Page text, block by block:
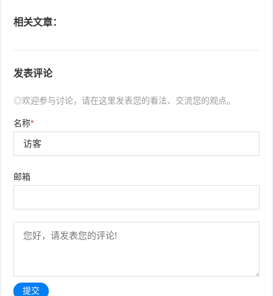
相关文章：
发表评论
◎欢迎参与讨论，请在这里发表您的看法、交流您的观点。
名称*
邮箱